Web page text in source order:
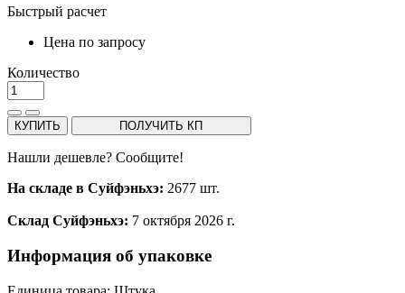
Быстрый расчет
Цена по запросу
Количество
КУПИТЬ ПОЛУЧИТЬ КП
Нашли дешевле? Сообщите!
На складе в Суйфэньхэ: 2677 шт.
Склад Суйфэньхэ: 7 октября 2026 г.
Информация об упаковке